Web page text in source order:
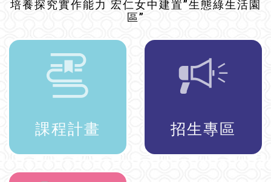
培養探究實作能力 宏仁女中建置”生態綠生活園
區”
課程計畫 招生專區